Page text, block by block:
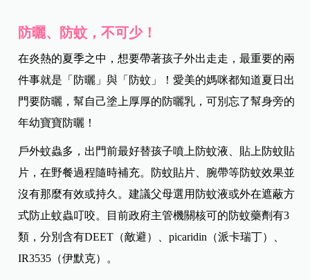
防曬、防蚊，不可少！
在炎熱的夏季之中，想要帶著孩子外出走走，最重要的兩
件事就是「防曬」與「防蚊」！愛美的媽咪都知道夏日出
門要防曬，幫自己塗上厚厚的防曬乳，可別忘了幫身旁的
年幼寶寶防曬！
戶外蚊蟲多，出門前最好替孩子噴上防蚊液、貼上防蚊貼
片，在野餐過程隨時補充。防蚊貼片、腕帶等防蚊效果並
沒有那麼有效或持久。建議父母選用防蚊液或外在遮蔽方
式防止蚊蟲叮咬。目前政府主管機關核可的防蚊藥劑有3
類，分別含有DEET（敵避）、picaridin（派卡瑞丁）、
IR3535（伊默克）。